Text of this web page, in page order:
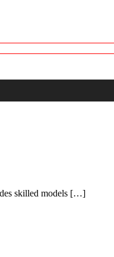
skilled models […]